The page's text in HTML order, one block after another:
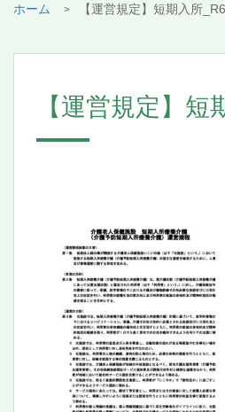
ホーム 【運営規定】短期入所
【運営規定】短